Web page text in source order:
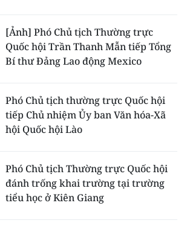
núi phía Bắc
[Ảnh] Phó Chủ tịch Thường trực
Quốc hội Trần Thanh Mẫn tiếp Tổng
Bí thư Đảng Lao động Mexico
Phó Chủ tịch thường trực Quốc hội
tiếp Chủ nhiệm Ủy ban Văn hóa-Xã
hội Quốc hội Lào
Phó Chủ tịch Thường trực Quốc hội
đánh trống khai trường tại trường
tiểu học ở Kiên Giang